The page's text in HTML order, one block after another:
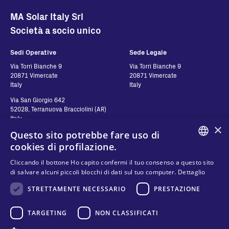
MA Solar Italy Srl
Società a socio unico
Sedi Operative
Via Torri Bianche 9
20871 Vimercate
Italy
Via San Giorgio 642
52028, Terranuova Bracciolini (AR)
Italy
Sede Legale
Via Torri Bianche 9
20871 Vimercate
Italy
Contatti
Contattaci
Dove comprare
Seguici
Cookies
ITALIAN
SPANISH
×
Questo sito potrebbe fare uso di
cookies di profilazione.
Cliccando il bottone Ho capito confermi il tuo consenso a questo sito
di salvare alcuni piccoli blocchi di dati sul tuo computer. Dettaglio
STRETTAMENTE NECESSARIO
PRESTAZIONE
TARGETING NON CLASSIFICATI